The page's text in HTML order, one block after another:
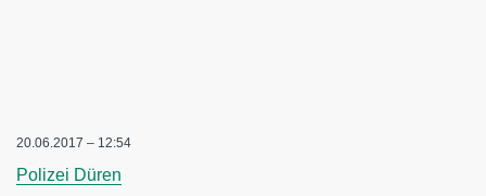
20.06.2017 – 12:54
Polizei Düren